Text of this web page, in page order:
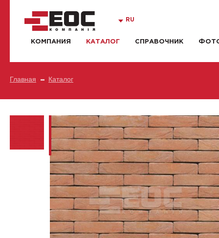
RU
КОМПАНИЯ КАТАЛОГ СПРАВОЧНИК
Главная Каталог